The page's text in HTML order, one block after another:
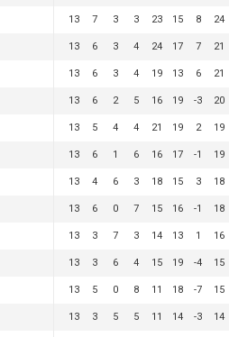
13 7 3 3 23 15 8 24
13 6 3 4 24 17 7 21
13 6 3 4 19 13 6 21
13 6 2 5 16 19 -3 20
13 5 4 4 21 19 2 19
13 6 1 6 16 17 -1 19
13 4 6 3 18 15 3 18
13 6 0 7 15 16 -1 18
13 3 7 3 14 13 1 16
13 3 6 4 15 19 -4 15
13 5 0 8 11 18 -7 15
13 3 5 5 11 14 -3 14